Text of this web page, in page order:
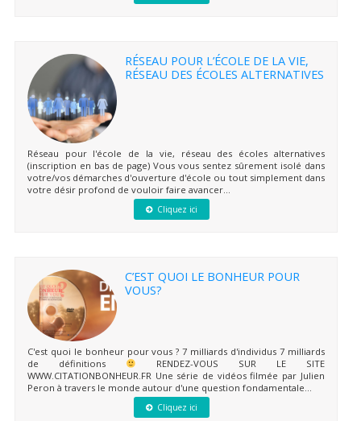
RÉSEAU POUR L’ÉCOLE DE LA VIE,
RÉSEAU DES ÉCOLES ALTERNATIVES
Réseau pour l'école de la vie, réseau des écoles alternatives
(inscription en bas de page) Vous vous sentez sûrement isolé dans
votre/vos démarches d'ouverture d'école ou tout simplement dans
votre désir profond de vouloir faire avancer...
Cliquez ici
C’EST QUOI LE BONHEUR POUR
VOUS?
C'est quoi le bonheur pour vous ? 7 milliards d'individus 7 milliards
de définitions
RENDEZ-VOUS SUR LE SITE
WWW.CITATIONBONHEUR.FR Une série de vidéos filmée par Julien
Peron à travers le monde autour d'une question fondamentale...
Cliquez ici